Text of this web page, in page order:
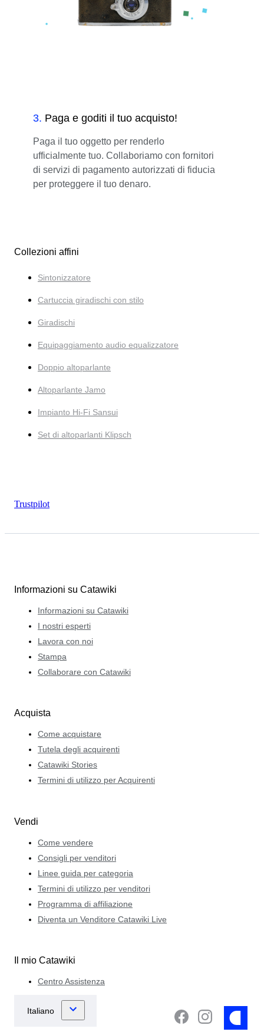
3. Paga e goditi il tuo acquisto!
Paga il tuo oggetto per renderlo
ufficialmente tuo. Collaboriamo con fornitori
di servizi di pagamento autorizzati di fiducia
per proteggere il tuo denaro.
Collezioni affini
Sintonizzatore
Cartuccia giradischi con stilo
Giradischi
Equipaggiamento audio equalizzatore
Doppio altoparlante
Altoparlante Jamo
Impianto Hi-Fi Sansui
Set di altoparlanti Klipsch
Trustpilot
Informazioni su Catawiki
Informazioni su Catawiki
I nostri esperti
Lavora con noi
Stampa
Collaborare con Catawiki
Acquista
Come acquistare
Tutela degli acquirenti
Catawiki Stories
Termini di utilizzo per Acquirenti
Vendi
Come vendere
Consigli per venditori
Linee guida per categoria
Termini di utilizzo per venditori
Programma di affiliazione
Diventa un Venditore Catawiki Live
Il mio Catawiki
Centro Assistenza